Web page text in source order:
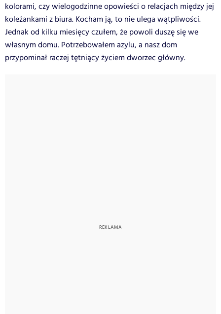
kolorami, czy wielogodzinne opowieści o relacjach między jej
koleżankami z biura. Kocham ją, to nie ulega wątpliwości.
Jednak od kilku miesięcy czułem, że powoli duszę się we
własnym domu. Potrzebowałem azylu, a nasz dom
przypominał raczej tętniący życiem dworzec główny.